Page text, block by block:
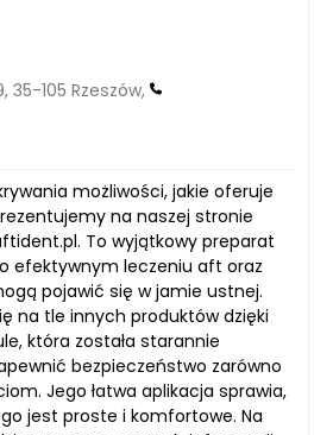
35-105 Rzeszów,
możliwości, jakie oferuje
na naszej stronie
To wyjątkowy preparat
efektywnym leczeniu aft oraz
pojawić się w jamie ustnej.
na tle innych produktów dzięki
która została starannie
bezpieczeństwo zarówno
Jego łatwa aplikacja sprawia,
jest proste i komfortowe. Na